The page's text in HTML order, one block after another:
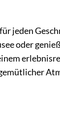
jeden
oder